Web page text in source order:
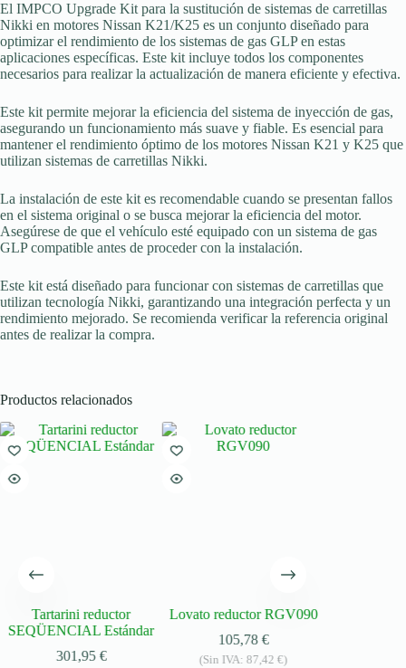
El IMPCO Upgrade Kit para la sustitución de sistemas de carretillas
Nikki en motores Nissan K21/K25 es un conjunto diseñado para
optimizar el rendimiento de los sistemas de gas GLP en estas
aplicaciones específicas. Este kit incluye todos los componentes
necesarios para realizar la actualización de manera eficiente y efectiva.
Este kit permite mejorar la eficiencia del sistema de inyección de gas,
asegurando un funcionamiento más suave y fiable. Es esencial para
mantener el rendimiento óptimo de los motores Nissan K21 y K25 que
utilizan sistemas de carretillas Nikki.
La instalación de este kit es recomendable cuando se presentan fallos
en el sistema original o se busca mejorar la eficiencia del motor.
Asegúrese de que el vehículo esté equipado con un sistema de gas
GLP compatible antes de proceder con la instalación.
Este kit está diseñado para funcionar con sistemas de carretillas que
utilizan tecnología Nikki, garantizando una integración perfecta y un
rendimiento mejorado. Se recomienda verificar la referencia original
antes de realizar la compra.
Productos relacionados
Tartarini reductor
SEQÜENCIAL Estándar
301,95 €
Lovato reductor RGV090
105,78 €
(Sin IVA:87,42€)